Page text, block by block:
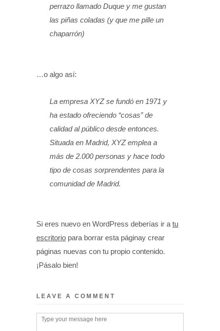
perrazo llamado Duque y me gustan
las piñas coladas (y que me pille un
chaparrón)
…o algo así:
La empresa XYZ se fundó en 1971 y
ha estado ofreciendo “cosas” de
calidad al público desde entonces.
Situada en Madrid, XYZ emplea a
más de 2.000 personas y hace todo
tipo de cosas sorprendentes para la
comunidad de Madrid.
Si eres nuevo en WordPress deberías ir a tu
escritorio para borrar esta páginay crear
páginas nuevas con tu propio contenido.
¡Pásalo bien!
LEAVE A COMMENT